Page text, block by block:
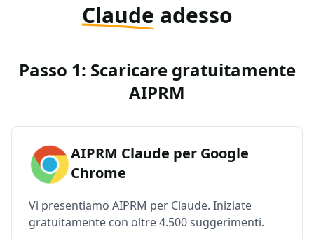
Claude adesso
Passo 1: Scaricare gratuitamente
AIPRM
AIPRM Claude per Google
Chrome
Vi presentiamo AIPRM per Claude. Iniziate
gratuitamente con oltre 4.500 suggerimenti.